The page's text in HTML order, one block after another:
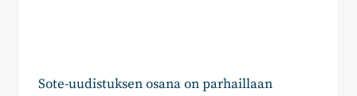
Sote-uudistuksen osana on parhaillaan